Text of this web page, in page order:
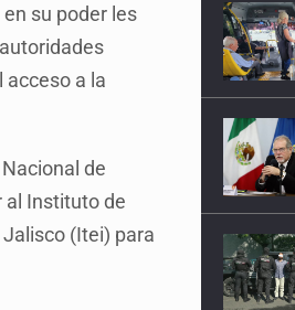
su poder les
acceso a la
de
al Instituto de
(Itei) para
21 de
La
Más
24 de
La
17 de